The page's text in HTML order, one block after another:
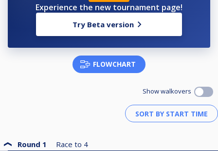
Experience the new tournament page!
Try Beta version
FLOWCHART
Show walkovers
Round 1 Race to 4